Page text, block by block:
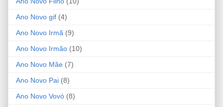
Ano Novo gif (4)
Ano Novo Irmã (9)
Ano Novo Irmão (10)
Ano Novo Mãe (7)
Ano Novo Pai (8)
Ano Novo Vovó (8)